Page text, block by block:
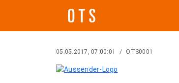
05.05.2017, 07:00:01 / OTS0001